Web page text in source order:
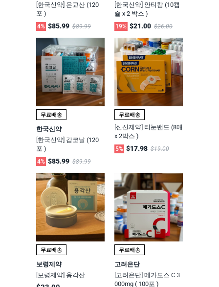
[한국신약] 은교산 (120
포 )
4% $85.99 $89.99
[한국신약] 안티캄 (10캡
슐 x 2 박스 )
19% $21.00 $26.00
무료배송
한국신약
[한국신약] 감코날 (120
포 )
4% $85.99 $89.99
무료배송
[신신제약] 티눈밴드 (8매
x 2박스 )
5% $17.98 $19.00
무료배송
보령제약
[보령제약] 용각산
무료배송
고려은단
[고려은단] 메가도스 C 3
000mg ( 100포 )